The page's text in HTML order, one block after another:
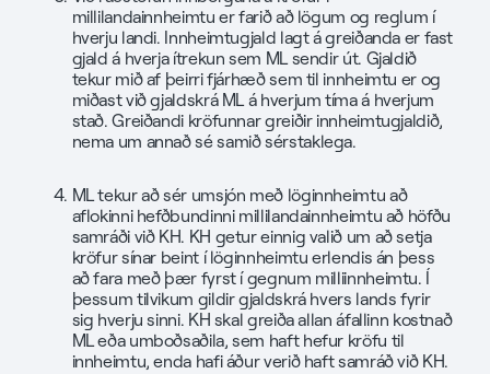
millilandainnheimtu er farið að lögum og reglum í
hverju landi. Innheimtugjald lagt á greiðanda er fast
gjald á hverja ítrekun sem ML sendir út. Gjaldið
tekur mið af þeirri fjárhæð sem til innheimtu er og
miðast við gjaldskrá ML á hverjum tíma á hverjum
stað. Greiðandi kröfunnar greiðir innheimtugjaldið,
nema um annað sé samið sérstaklega.
ML tekur að sér umsjón með löginnheimtu að
aflokinni hefðbundinni millilandainnheimtu að höfðu
samráði við KH. KH getur einnig valið um að setja
kröfur sínar beint í löginnheimtu erlendis án þess
að fara með þær fyrst í gegnum milliinnheimtu. Í
þessum tilvikum gildir gjaldskrá hvers lands fyrir
sig hverju sinni. KH skal greiða allan áfallinn kostnað
ML eða umboðsaðila, sem haft hefur kröfu til
innheimtu, enda hafi áður verið haft samráð við KH.